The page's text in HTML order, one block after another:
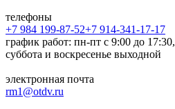
телефоны
+7 984 199-87-52+7 914-341-17-17
график работ: пн-пт с 9:00 до 17:30,
суббота и воскресенье выходной
электронная почта
rm1@otdv.ru